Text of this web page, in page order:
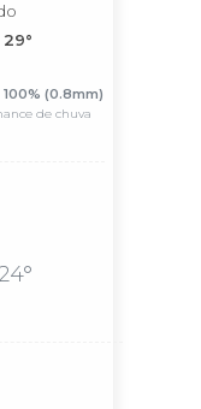
29°
100% (0.8mm)
de chuva
24°